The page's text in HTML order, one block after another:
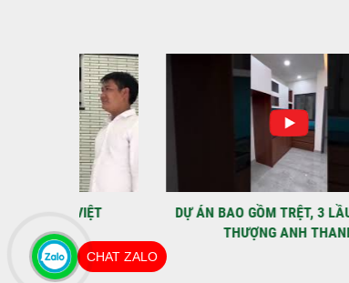
DỰ ÁN BAO GỒM TRỆT, 3 LẦU VÀ SÂN
THƯỢNG ANH THANH
CHAT ZALO